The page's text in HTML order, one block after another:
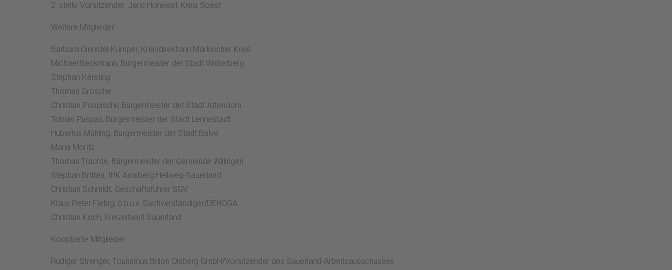
2. stellv. Vorsitzender: Jens Hoheisel, Kreis Soest
Weitere Mitglieder:
Barbara Dienstel-Kümper, Kreisdirektorin Märkischer Kreis
Michael Beckmann, Bürgermeister der Stadt Winterberg
Stephan Kersting
Thomas Grosche
Christian Pospischil, Bürgermeister der Stadt Attendorn
Tobias Puspas, Bürgermeister der Stadt Lennestadt
Hubertus Mühling, Bürgermeister der Stadt Balve
Maria Moritz
Thomas Trachte, Bürgermeister der Gemeinde Willingen
Stephan Britten, IHK Arnsberg Hellweg-Sauerland
Christian Schmidt, Geschäftsführer SGV
Klaus Peter Fiebig, ö.b.u.v. Sachverständiger/DEHOGA
Christian Koch, Freizeitwelt Sauerland
Kooptierte Mitglieder:
Rüdiger Strenger, Tourismus Brilon Olsberg GmbH/Vorsitzender des Sauerland-Arbeitsausschusses